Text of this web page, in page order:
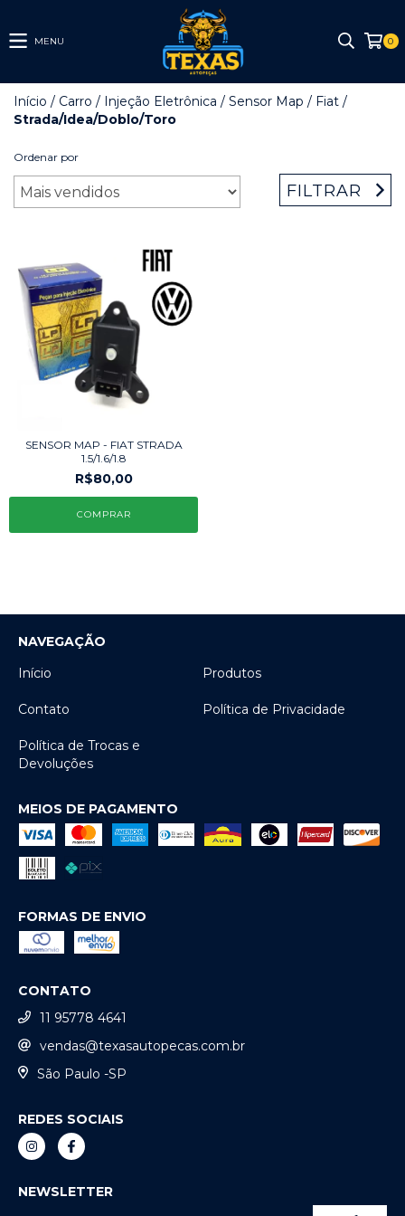
MENU 0
Início / Carro / Injeção Eletrônica / Sensor Map / Fiat /
Strada/Idea/Doblo/Toro
Ordenar por
FILTRAR
SENSOR MAP - FIAT STRADA
1.5/1.6/1.8
R$80,00
NAVEGAÇÃO
Início
Produtos
Contato Política de Privacidade
Política de Trocas e
Devoluções
MEIOS DE PAGAMENTO
FORMAS DE ENVIO
CONTATO
11 95778 4641
vendas@texasautopecas.com.br
São Paulo -SP
REDES SOCIAIS
NEWSLETTER